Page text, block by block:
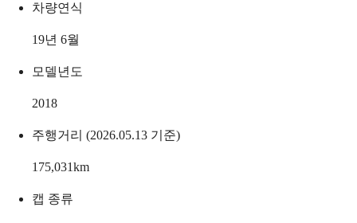
차량연식
19년 6월
모델년도
2018
주행거리 (2026.05.13 기준)
175,031km
캡 종류